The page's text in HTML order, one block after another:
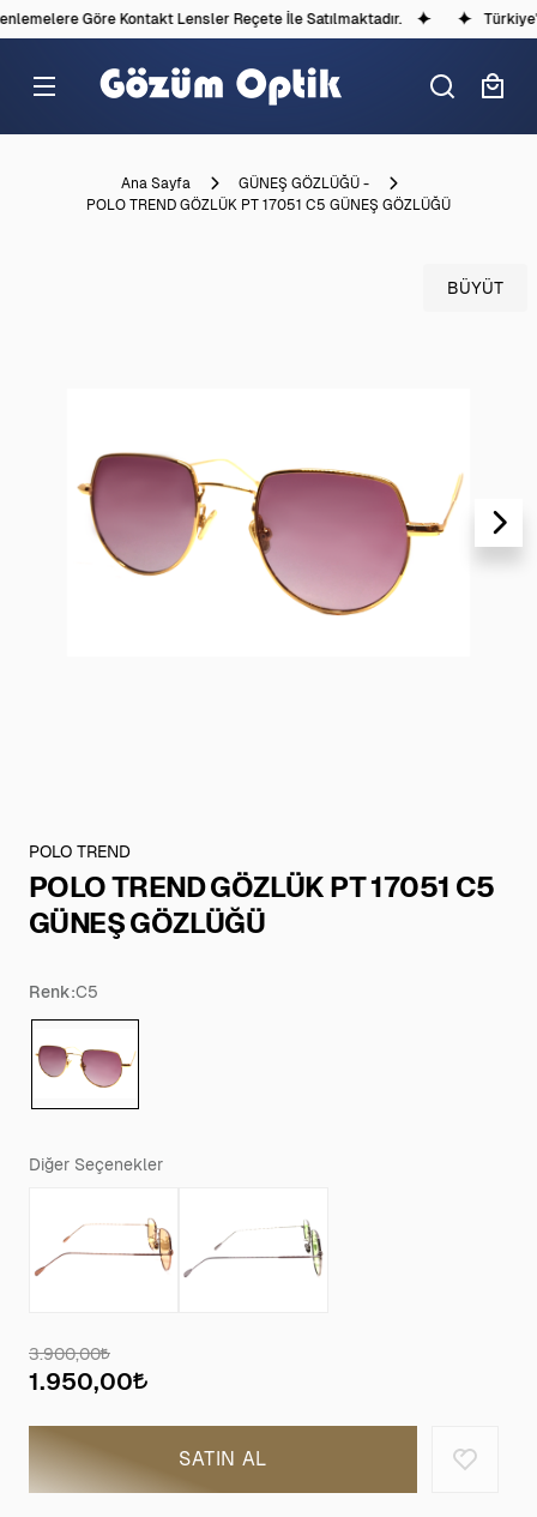
Göre Kontakt Lensler Reçete İle Satılmaktadır.
Ana Sayfa
GÜNEŞ GÖZLÜĞÜ -
POLO TREND GÖZLÜK PT 17051 C5 GÜNEŞ GÖZLÜĞÜ
BÜYÜT
POLO TREND
POLO TREND GÖZLÜK PT 17051 C5
GÜNEŞ GÖZLÜĞÜ
Renk:C5
Diğer Seçenekler
3.900,00
1.950,00
SATIN AL